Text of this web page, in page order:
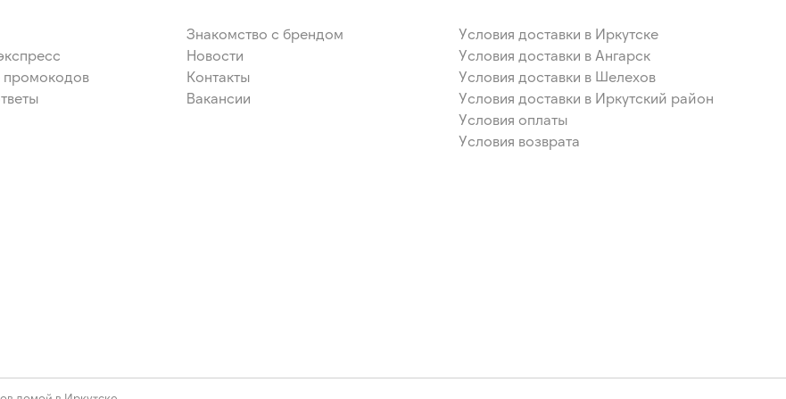
Знакомство с брендом
Новости
Контакты
Вакансии
Условия доставки в Иркутске
Условия доставки в Ангарск
Условия доставки в Шелехов
Условия доставки в Иркутский район
Условия оплаты
Условия возврата